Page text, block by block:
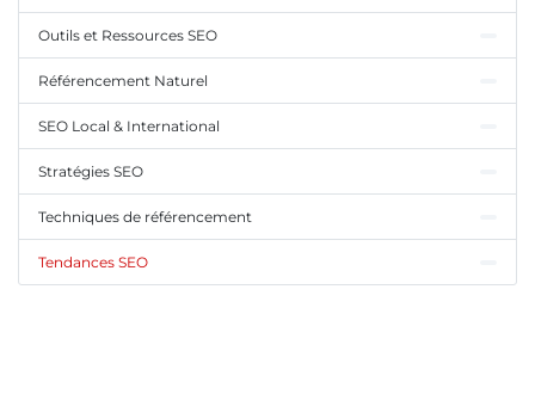
Outils et Ressources SEO
Référencement Naturel
SEO Local & International
Stratégies SEO
Techniques de référencement
Tendances SEO